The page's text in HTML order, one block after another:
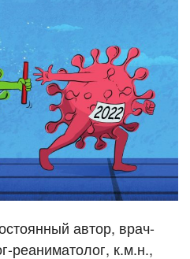
автор, врач-
реаниматолог, к.м.н.,